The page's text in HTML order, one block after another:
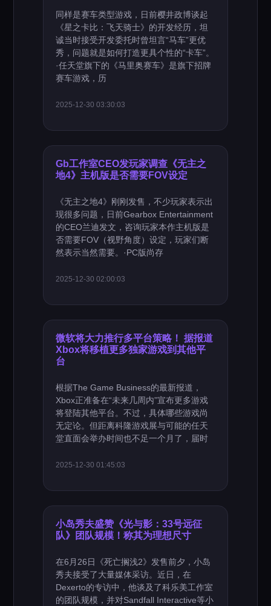
同样是赛车类型游戏，日前樱井政博谈起
《星之卡比：飞天骑士》的开发经历，坦
诚当时接受开发委托时曾坦言“马车”更优
秀，问题就是如何打造更具个性的“卡车”。
·任天堂旗下的《马里奥赛车》是旗下招牌
赛车游戏，历
2025-12-30 03:30:03
Gb工作室CEO发玩家调查《无主之
地4》主机版是否需要FOV设定
《无主之地4》刚刚发售，不少玩家表示出
现很多问题，日前Gearbox Entertainment
的CEO兰迪发文，咨询玩家本作主机版是
否需要FOV（视野角度）设定，玩家们断
然表示当然需要。·PC版尚存
2025-12-30 02:00:03
微软将大力推行多平台策略！ 据报道
Xbox将移植更多独家游戏到其他平
台
根据The Game Business的最新报道，
Xbox正准备在“未来几周内”宣布更多游戏
将登陆其他平台。不过，具体哪些游戏尚
无定论。但距离科隆游戏展与可能的任天
堂直面会举办时间也不足一个月了，届时
2025-12-30 01:45:03
小岛秀夫盛赞《光与影：33号远征
队》团队规模！称其为理想尺寸
在6月26日《死亡搁浅2》发售前夕，小岛
秀夫接受了大量媒体采访。近日，在
Dexerto的专访中，他谈及了科乐美工作室
的团队规模，并对Sandfall Interactive等小